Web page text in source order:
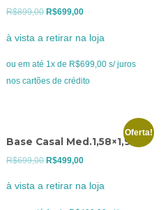
R$899,00 O
original
era:
R$899,00.
R$699,00O
atual
é:
R$699,00.
à vista a retirar na loja
ou em até 1x de R$699,00 s/ juros
nos cartões de crédito
Oferta!
Base Casal Med.1,58×1,98
R$699,00 O
R$499,00O
atual
à vista a retirar na loja